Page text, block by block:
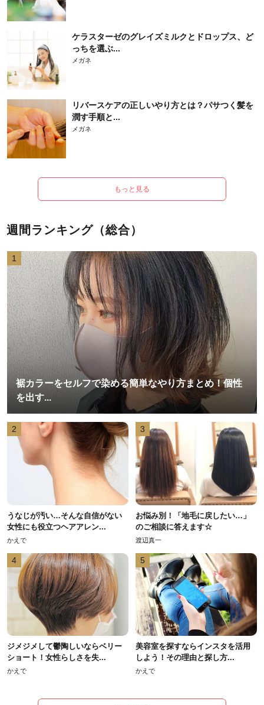
ケラスターゼのグレイズミルクとドロップス、ど
っちを選ぶ...
メガネ
リバースケアの正しいやり方とは？パサつく髪を
潤す手順と...
メガネ
もっと見る
週間ランキング（総合）
1
裾カラーをセルフで染める簡単なやり方まとめ！個性
を出す...
2
うなじが汚い…そんな自信がない
女性にも役立つヘアアレン...
かえで
3
お悩み別！「地毛に戻したい…」
のご相談に答えます☆
渡辺真一
4
ジメジメして鬱陶しいならベリー
ショート！女性らしさを失...
かえで
5
美容室を探すならインスタを活用
しよう！その理由と探し方...
かえで